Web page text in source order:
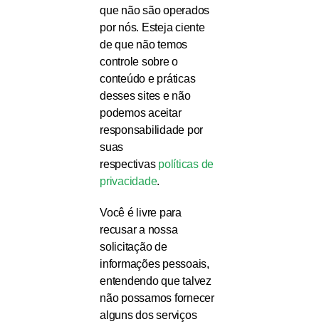
que não são operados
por nós. Esteja ciente
de que não temos
controle sobre o
conteúdo e práticas
desses sites e não
podemos aceitar
responsabilidade por
suas
respectivas políticas de
privacidade.
Você é livre para
recusar a nossa
solicitação de
informações pessoais,
entendendo que talvez
não possamos fornecer
alguns dos serviços